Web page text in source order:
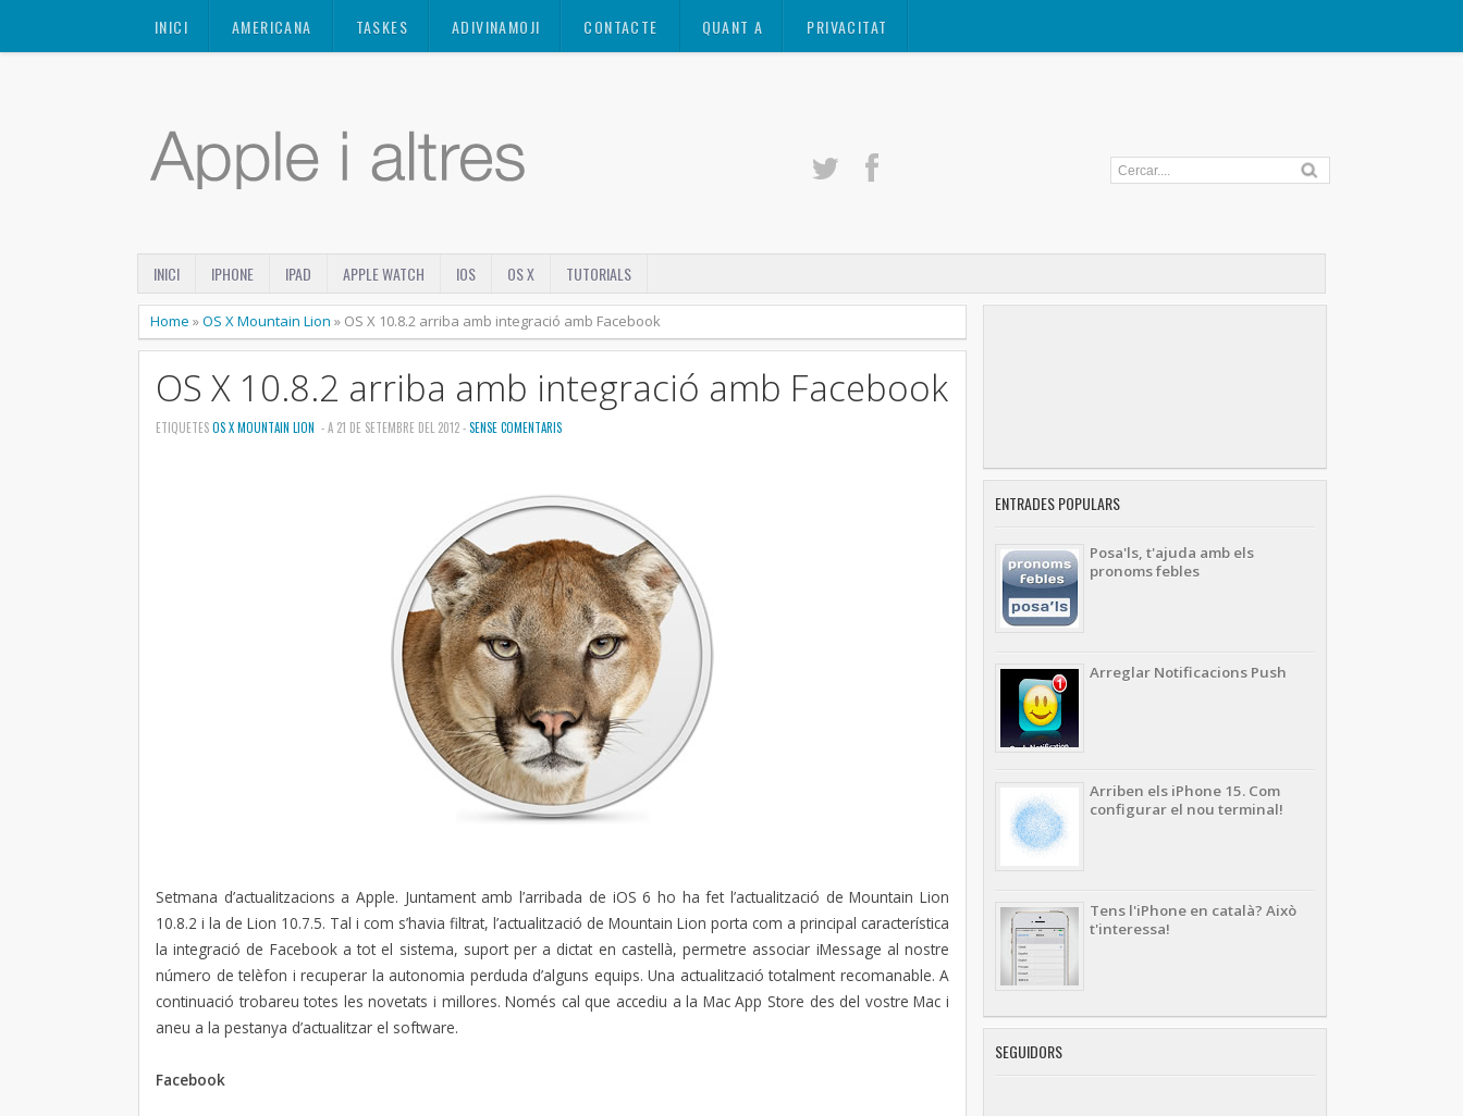
INICI AMERICANA TASKES ADIVINAMOJI CONTACTE QUANT A PRIVACITAT
INICI IPHONE IPAD APPLE WATCH IOS OS X TUTORIALS
Home »OS X Mountain Lion » OS X 10.8.2 arriba amb integració amb Facebook
OS X 10.8.2 arriba amb integració amb Facebook
ETIQUETESOS X MOUNTAIN LION - A 21 DE SETEMBRE DEL 2012 -SENSE COMENTARIS
Setmana d’actualitzacions a Apple. Juntament amb l’arribada de iOS 6 ho ha fet l’actualització de Mountain Lion
10.8.2 i la de Lion 10.7.5. Tal i com s’havia filtrat, l’actualització de Mountain Lion porta com a principal característica
la integració de Facebook a tot el sistema, suport per a dictat en castellà, permetre associar iMessage al nostre
número de telèfon i recuperar la autonomia perduda d’alguns equips. Una actualització totalment recomanable. A
continuació trobareu totes les novetats i millores. Només cal que accediu a la Mac App Store des del vostre Mac i
aneu a la pestanya d’actualitzar el software.
Facebook
ENTRADES POPULARS
Posa'ls, t'ajuda amb els
pronoms febles
Arreglar Notificacions Push
Arriben els iPhone 15. Com
configurar el nou terminal!
Tens l'iPhone en català? Això
t'interessa!
SEGUIDORS